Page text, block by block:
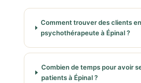
Comment trouver des clients
psychothérapeute à Épinal ?
Combien de temps pour avoir
patients à Épinal ?